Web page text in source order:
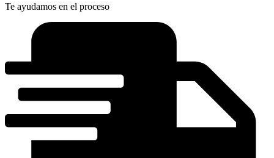
Te ayudamos en el proceso